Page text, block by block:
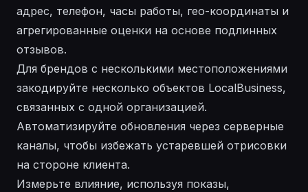
адрес, телефон, часы работы, гео-координаты и
агрегированные оценки на основе подлинных
отзывов.
Для брендов с несколькими местоположениями
закодируйте несколько объектов LocalBusiness,
связанных с одной организацией.
Автоматизируйте обновления через серверные
каналы, чтобы избежать устаревшей отрисовки
на стороне клиента.
Измерьте влияние, используя показы,